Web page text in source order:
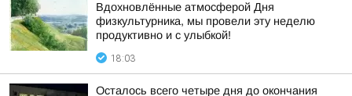
Вдохновлённые атмосферой Дня
физкультурника, мы провели эту неделю
продуктивно и с улыбкой!
18:03
Осталось всего четыре дня до окончания